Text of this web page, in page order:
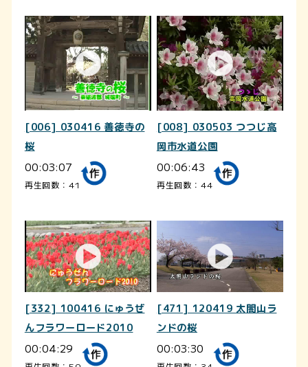
[006] 030416 善徳寺の
桜
00:03:07
再生回数：41
[008] 030503 つつじ高
岡市水道公園
00:06:43
再生回数：44
[332] 100416 にゅうぜ
んフラワーロード2010
00:04:29
[471] 120419 太閤山ラ
ンドの桜
00:03:30